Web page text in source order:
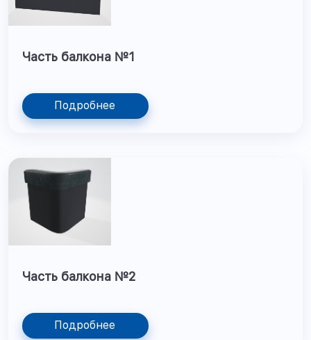
Часть балкона №1
Подробнее
Часть балкона №2
Подробнее